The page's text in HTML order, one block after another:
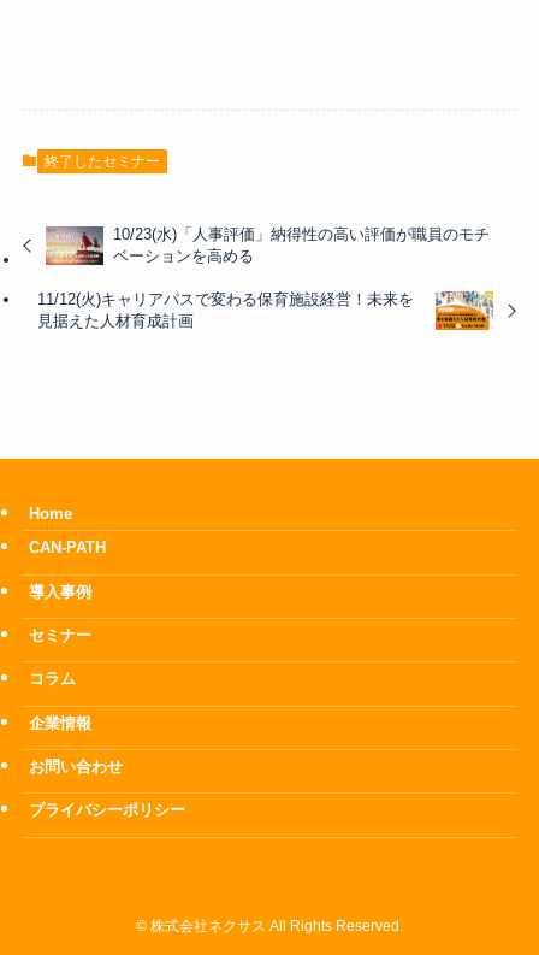
終了したセミナー
10/23(水)「人事評価」納得性の高い評価が職員のモチ
ベーションを高める
11/12(火)キャリアパスで変わる保育施設経営！未来を
見据えた人材育成計画
Home
CAN-PATH
導入事例
セミナー
コラム
企業情報
お問い合わせ
プライバシーポリシー
© 株式会社ネクサス All Rights Reserved.